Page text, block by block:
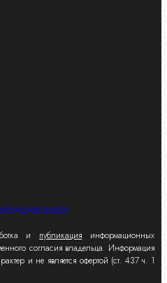
и публикация информационных
согласия владельца. Информация
и не является офертой (ст. 437 ч. 1